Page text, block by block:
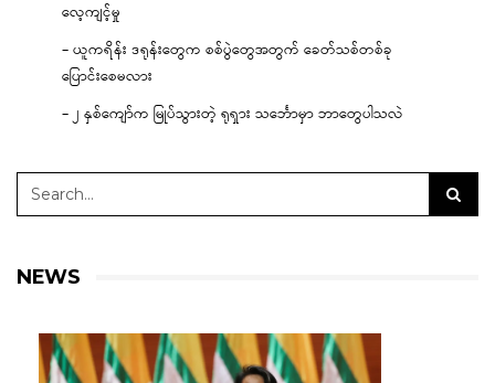
လေ့ကျင့်မှု
– ယူကရိန်း ဒရုန်းတွေက စစ်ပွဲတွေအတွက် ခေတ်သစ်တစ်ခု
ပြောင်းစေမလား
– ၂ နှစ်ကျော်က မြုပ်သွားတဲ့ ရုရှား သင်္ဘောမှာ ဘာတွေပါသလဲ
NEWS